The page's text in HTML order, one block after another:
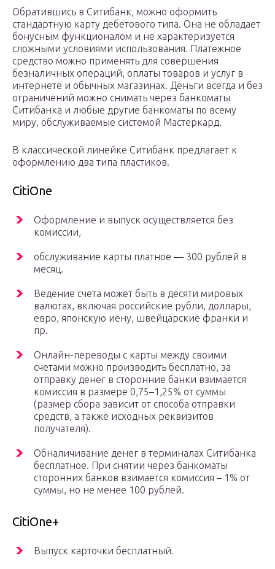
Обратившись в Ситибанк, можно оформить
стандартную карту дебетового типа. Она не обладает
бонусным функционалом и не характеризуется
сложными условиями использования. Платежное
средство можно применять для совершения
безналичных операций, оплаты товаров и услуг в
интернете и обычных магазинах. Деньги всегда и без
ограничений можно снимать через банкоматы
Ситибанка и любые другие банкоматы по всему
миру, обслуживаемые системой Мастеркард.
В классической линейке Ситибанк предлагает к
оформлению два типа пластиков.
CitiOne
Оформление и выпуск осуществляется без
комиссии,
обслуживание карты платное — 300 рублей в
месяц.
Ведение счета может быть в десяти мировых
валютах, включая российские рубли, доллары,
евро, японскую иену, швейцарские франки и
пр.
Онлайн-переводы с карты между своими
счетами можно производить бесплатно, за
отправку денег в сторонние банки взимается
комиссия в размере 0,75–1,25% от суммы
(размер сбора зависит от способа отправки
средств, а также исходных реквизитов
получателя).
Обналичивание денег в терминалах Ситибанка
бесплатное. При снятии через банкоматы
сторонних банков взимается комиссия – 1% от
суммы, но не менее 100 рублей.
CitiOne+
Выпуск карточки бесплатный.